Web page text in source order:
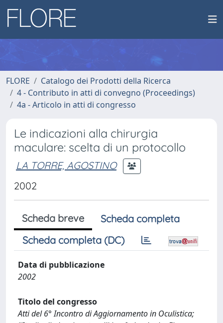
FLORE
Catalogo dei Prodotti della Ricerca
4 - Contributo in atti di convegno (Proceedings)
4a - Articolo in atti di congresso
Le indicazioni alla chirurgia
maculare: scelta di un protocollo
LA TORRE, AGOSTINO
2002
Scheda breve
Scheda completa
Scheda completa (DC)
Data di pubblicazione
2002
Titolo del congresso
Atti del 6° Incontro di Aggiornamento in Oculistica;